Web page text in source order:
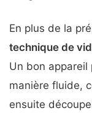
En plus de la
technique de
Un bon
manière fluide,
ensuite